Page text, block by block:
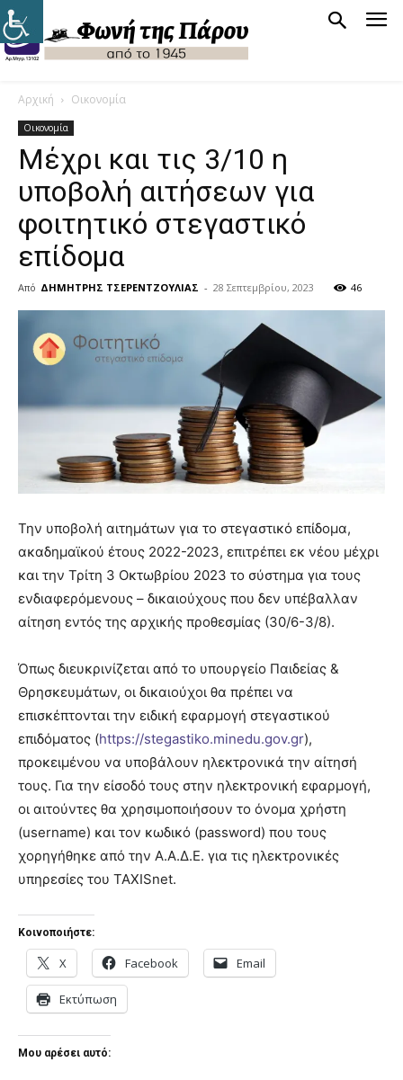
Αρχική Οικονομία
Οικονομία
Μέχρι και τις 3/10 η
υποβολή αιτήσεων για
φοιτητικό στεγαστικό
επίδομα
Από ΔΗΜΗΤΡΗΣ ΤΣΕΡΕΝΤΖΟΥΛΙΑΣ - 28 Σεπτεμβρίου, 2023 46
Την υποβολή αιτημάτων για το στεγαστικό επίδομα,
ακαδημαϊκού έτους 2022-2023, επιτρέπει εκ νέου μέχρι
και την Τρίτη 3 Οκτωβρίου 2023 το σύστημα για τους
ενδιαφερόμενους – δικαιούχους που δεν υπέβαλλαν
αίτηση εντός της αρχικής προθεσμίας (30/6-3/8).
Όπως διευκρινίζεται από το υπουργείο Παιδείας &
Θρησκευμάτων, οι δικαιούχοι θα πρέπει να
επισκέπτονται την ειδική εφαρμογή στεγαστικού
επιδόματος (https://stegastiko.minedu.gov.gr),
προκειμένου να υποβάλουν ηλεκτρονικά την αίτησή
τους. Για την είσοδό τους στην ηλεκτρονική εφαρμογή,
οι αιτούντες θα χρησιμοποιήσουν το όνομα χρήστη
(username) και τον κωδικό (password) που τους
χορηγήθηκε από την Α.Α.Δ.Ε. για τις ηλεκτρονικές
υπηρεσίες του TAXISnet.
Κοινοποιήστε:
X Facebook Email
Εκτύπωση
Μου αρέσει αυτό: